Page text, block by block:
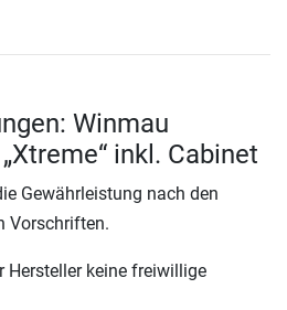
Winmau
inkl. Cabinet
Gewährleistung nach den
Vorschriften.
Hersteller keine freiwillige